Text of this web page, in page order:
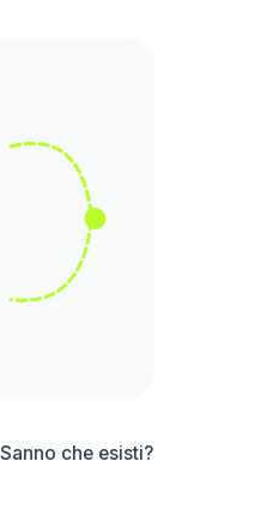
che esisti?